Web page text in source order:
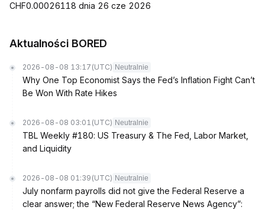
CHF0.00026118 dnia 26 cze 2026
Aktualności BORED
2026-08-08 13:17 (UTC) Neutralnie
Why One Top Economist Says the Fed’s Inflation Fight Can’t
Be Won With Rate Hikes
2026-08-08 03:01 (UTC) Neutralnie
TBL Weekly #180: US Treasury & The Fed, Labor Market,
and Liquidity
2026-08-08 01:39 (UTC) Neutralnie
July nonfarm payrolls did not give the Federal Reserve a
clear answer; the “New Federal Reserve News Agency”: